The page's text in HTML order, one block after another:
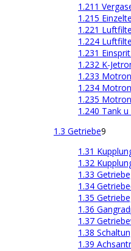
1.211
1.215
1.221
1.224
1.231
1.232 K-
1.233
1.234
1.235
1.240 Tank
1.3 Getriebe9
1.31
1.32
1.33
1.34
1.35
1.36
1.37
1.38
1.39